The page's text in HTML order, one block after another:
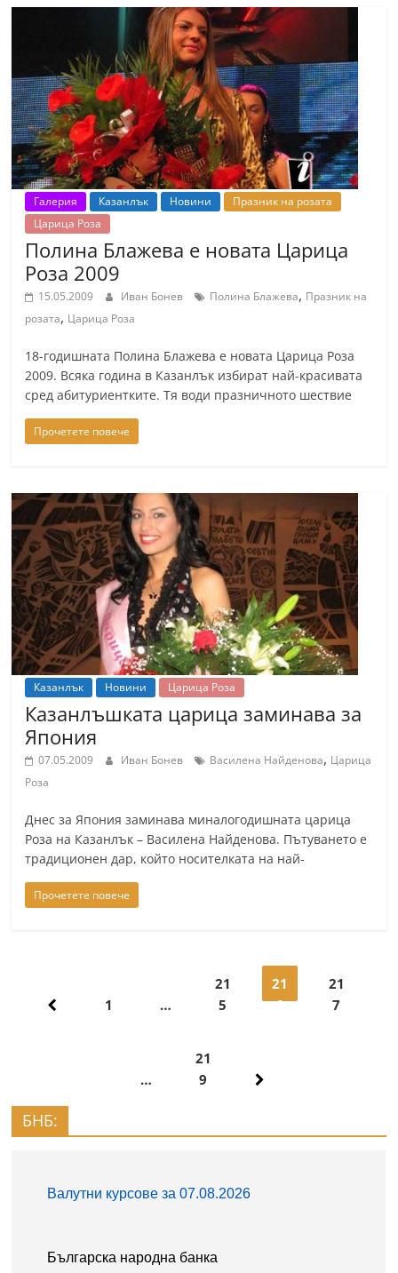
Галерия Казанлък Новини
Празник на розата
Царица Роза
Полина Блажева е новата Царица
Роза 2009
15.05.2009 Иван Бонев Полина Блажева, Празник на
розата, Царица Роза
18-годишната Полина Блажева е новата Царица Роза
2009. Всяка година в Казанлък избират най-красивата
сред абитуриентките. Тя води празничното шествие
Прочетете повече
Казанлък Новини Царица Роза
Казанлъшката царица заминава за
Япония
07.05.2009 Иван Бонев Василена Найденова, Царица
Роза
Днес за Япония заминава миналогодишната царица
Роза на Казанлък – Василена Найденова. Пътуването е
традиционен дар, който носителката на най-
Прочетете повече
1 …
21
5
21
6
21
7
…
21
9
БНБ: